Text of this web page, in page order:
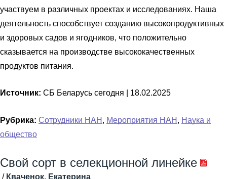
участвуем в различных проектах и исследованиях. Наша
деятельность способствует созданию высокопродуктивных
и здоровых садов и ягодников, что положительно
сказывается на производстве высококачественных
продуктов питания.
Источник: СБ Беларусь сегодня | 18.02.2025
Рубрика: Сотрудники НАН , Мероприятия НАН , Наука и
общество
Свой сорт в селекционной линейке
/ Кваченок, Екатерина